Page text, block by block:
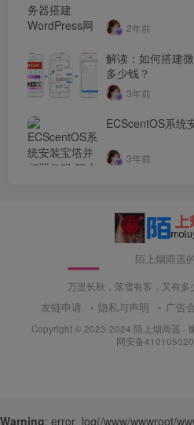
2年前
解读：如何搭建
多少钱？
3年前
ECScentOS系统
3年前
陌上烟雨遥
万里长秋，落雪有客，又有多
友链申请 隐私与声明 广告
Copyright © 2023-2024 陌上烟雨遥 ·
网安备
Warning: error_log(/www/wwwroot/